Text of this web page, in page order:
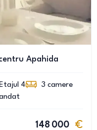
Apahida
Etajul 4 3 camere
148 000